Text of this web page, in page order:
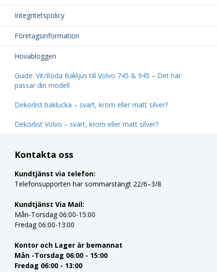
Integritetspolicy
Företagsinformation
Hovabloggen
Guide: Vit/Röda Bakljus till Volvo 745 & 945 – Det här
passar din modell
Dekorlist baklucka – svart, krom eller matt silver?
Dekorlist Volvo – svart, krom eller matt silver?
Kontakta oss
Kundtjänst via telefon:
Telefonsupporten har sommarstängt 22/6–3/8
Kundtjänst Via Mail:
Mån-Torsdag 06:00-15:00
Fredag 06:00-13:00
Kontor och Lager är bemannat
Mån -Torsdag 06:00 - 15:00
Fredag 06:00 - 13:00